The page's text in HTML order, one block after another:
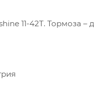
11-42T. Тормоза –